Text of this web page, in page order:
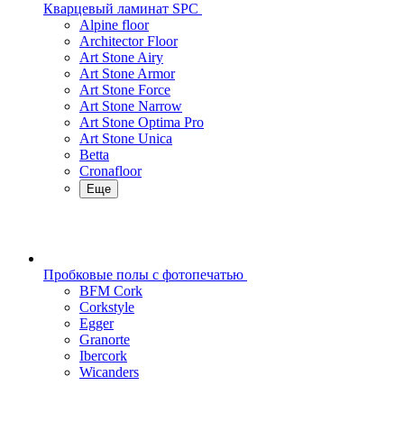
Кварцевый ламинат SPC
Alpine floor
Architector Floor
Art Stone Airy
Art Stone Armor
Art Stone Force
Art Stone Narrow
Art Stone Optima Pro
Art Stone Unica
Betta
Cronafloor
Еще
Пробковые полы с фотопечатью
BFM Cork
Corkstyle
Egger
Granorte
Ibercork
Wicanders